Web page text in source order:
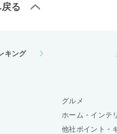
る
キング
グルメ
ホーム・インテ
他社ポイント・